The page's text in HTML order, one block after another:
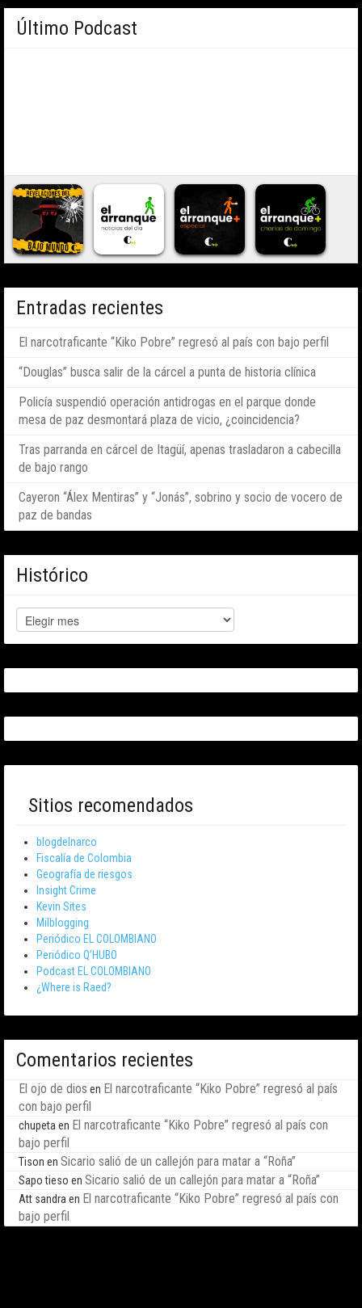
Último Podcast
Entradas recientes
El narcotraficante “Kiko Pobre” regresó al país con bajo perfil
“Douglas” busca salir de la cárcel a punta de historia clínica
Policía suspendió operación antidrogas en el parque donde
mesa de paz desmontará plaza de vicio, ¿coincidencia?
Tras parranda en cárcel de Itagüí, apenas trasladaron a cabecilla
de bajo rango
Cayeron “Álex Mentiras” y “Jonás”, sobrino y socio de vocero de
paz de bandas
Histórico
Sitios recomendados
blogdelnarco
Fiscalía de Colombia
Geografía de riesgos
Insight Crime
Kevin Sites
Milblogging
Periódico EL COLOMBIANO
Periódico Q’HUBO
Podcast EL COLOMBIANO
¿Where is Raed?
Comentarios recientes
El ojo de dios en El narcotraficante “Kiko Pobre” regresó al país
con bajo perfil
chupeta en El narcotraficante “Kiko Pobre” regresó al país con
bajo perfil
Tison en Sicario salió de un callejón para matar a “Roña”
Sapo tieso en Sicario salió de un callejón para matar a “Roña”
Att sandra en El narcotraficante “Kiko Pobre” regresó al país con
bajo perfil